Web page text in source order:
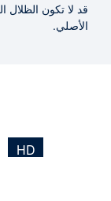
قد لا تكون الظلال
الأصلي.
HD